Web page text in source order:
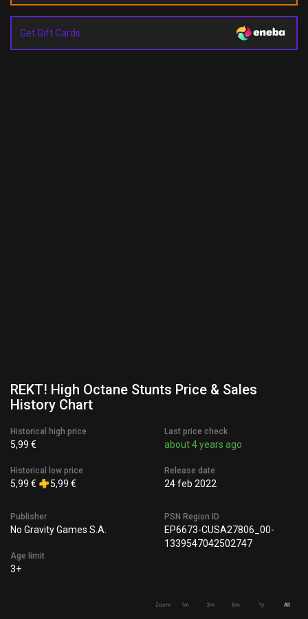
Get Gift Cards
REKT! High Octane Stunts Price & Sales
History Chart
Historical high price
5,99 €
Historical low price
5,99 € 5,99 €
Last price check
about 4 years ago
Release date
24 feb 2022
Publisher
No Gravity Games S.A.
Age limit
3+
PSN Region ID
EP6673-CUSA27806_00-
1339547042502747
Zoom 1m 3m 6m 1y All